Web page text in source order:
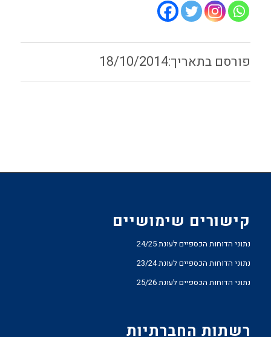
18/10/2014
קישורים שימושיים
נתוני הדוחות הכספיים לעונת 24/25
נתוני הדוחות הכספיים לעונת 23/24
נתוני הדוחות הכספיים לעונת 25/26
רשתות החברתיות